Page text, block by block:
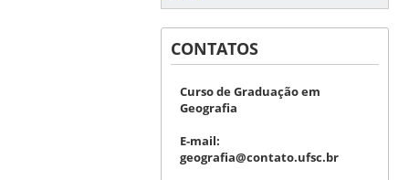
CONTATOS
Curso de Graduação em
Geografia
E-mail:
geografia@contato.ufsc.br